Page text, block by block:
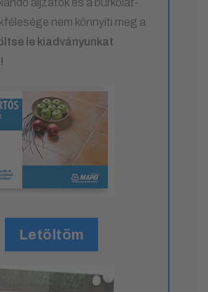
nem könnyíti meg a
le kiadványunkat
Letöltöm